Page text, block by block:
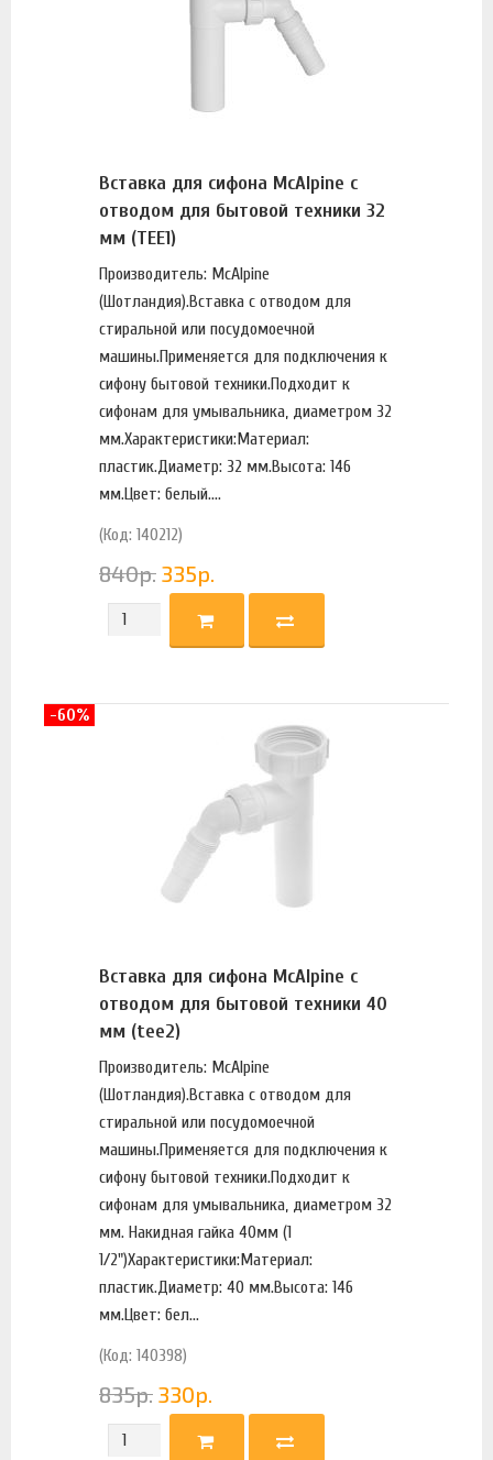
Вставка для сифона McAlpine с
отводом для бытовой техники 32
мм (TEE1)
Производитель: McAlpine
(Шотландия).Вставка с отводом для
стиральной или посудомоечной
машины.Применяется для подключения к
сифону бытовой техники.Подходит к
сифонам для умывальника, диаметром 32
мм.Характеристики:Материал:
пластик.Диаметр: 32 мм.Высота: 146
мм.Цвет: белый....
(Код: 140212)
840р. 335р.
Вставка для сифона McAlpine с
отводом для бытовой техники 40
мм (tee2)
Производитель: McAlpine
(Шотландия).Вставка с отводом для
стиральной или посудомоечной
машины.Применяется для подключения к
сифону бытовой техники.Подходит к
сифонам для умывальника, диаметром 32
мм. Накидная гайка 40мм (1
1/2")Характеристики:Материал:
пластик.Диаметр: 40 мм.Высота: 146
мм.Цвет: бел...
(Код: 140398)
835р. 330р.
-60%